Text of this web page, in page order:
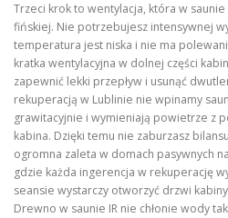
Trzeci krok to wentylacja, która w
fińskiej. Nie potrzebujesz intensywnej
temperatura jest niska i nie ma
kratka wentylacyjna w dolnej części
zapewnić lekki przepływ i usunąć
rekuperacją w Lublinie nie wpinamy
grawitacyjnie i wymieniają powietrze z
kabina. Dzięki temu nie zaburzasz
ogromna zaleta w domach pasywnych
gdzie każda ingerencja w rekuperację
seansie wystarczy otworzyć drzwi
Drewno w saunie IR nie chłonie wody